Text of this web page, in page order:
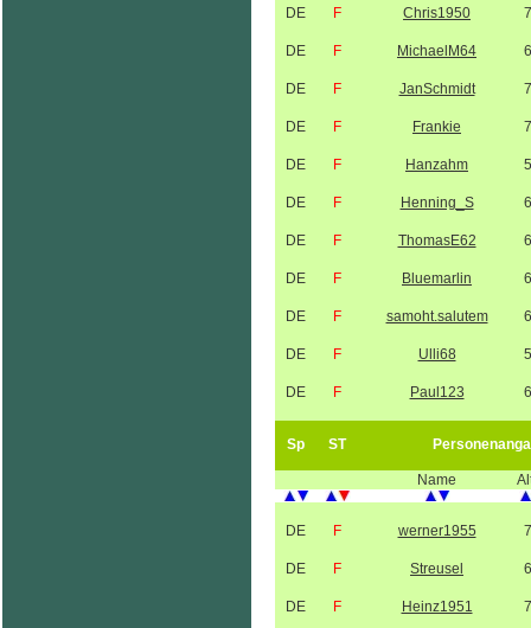
DE F Chris1950
DE F MichaelM64
DE F JanSchmidt
DE F Frankie
DE F Hanzahm
DE F Henning_S
DE F ThomasE62
DE F Bluemarlin
DE F samoht.salutem
DE F Ulli68
DE F Paul123
Sp ST
Name
DE F werner1955
DE F Streusel
DE F Heinz1951